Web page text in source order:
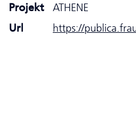
Projekt
ATHENE
Url
https://